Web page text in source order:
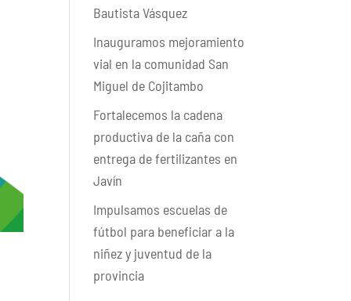
Bautista Vásquez
Inauguramos mejoramiento
vial en la comunidad San
Miguel de Cojitambo
Fortalecemos la cadena
productiva de la caña con
entrega de fertilizantes en
Javín
Impulsamos escuelas de
fútbol para beneficiar a la
niñez y juventud de la
provincia